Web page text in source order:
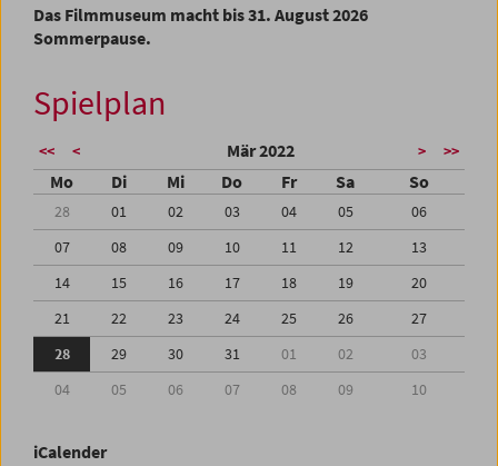
Das Filmmuseum macht bis 31. August 2026
Sommerpause.
Spielplan
<< < Mär 2022 > >>
Mo Di Mi Do Fr Sa So
28 01 02 03 04 05
06
07
08 09 10 11 12
13
14
15 16 17 18 19
20
21
22 23 24 25 26
27
28
29 30 31 01 02
03
04
05 06 07 08 09 10
iCalender